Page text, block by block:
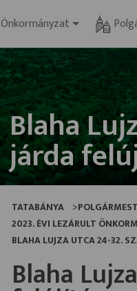
Önkormányzat
Blaha
járda
TATABÁNYA
2023. ÉVI LEZÁRULT
BLAHA LUJZA UTCA 24-32.
Blaha